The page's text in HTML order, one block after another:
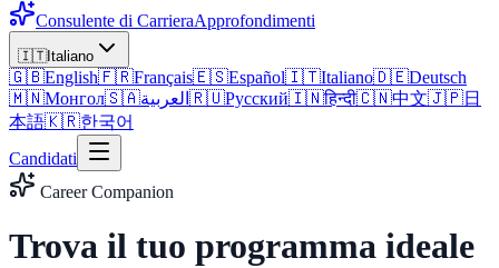
Consulente di CarrieraApprofondimenti
🇮🇹Italiano
🇬🇧English🇫🇷Français🇪🇸Español🇮🇹Italiano🇩🇪Deutsch
🇲🇳Монгол🇸🇦العربية 🇷🇺Русский🇮🇳हिन्दी🇨🇳中文🇯🇵日
本語🇰🇷한국어
Candidati
Career Companion
Trova il tuo programma ideale